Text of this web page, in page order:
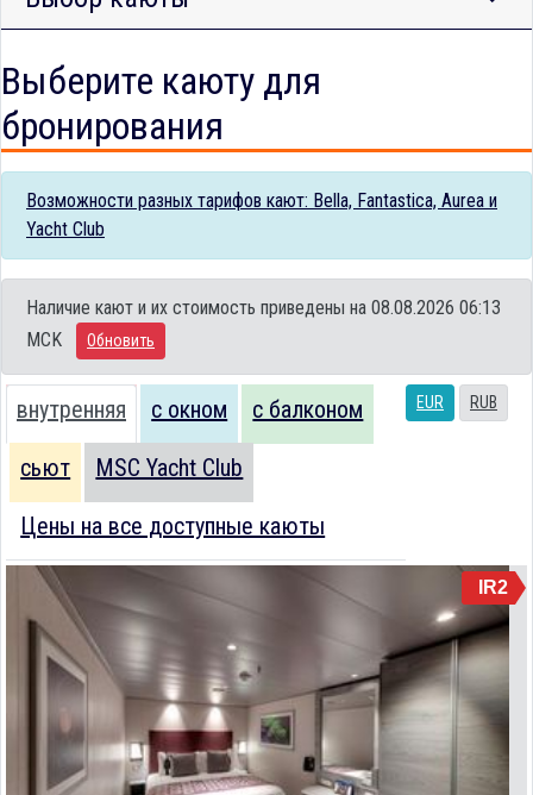
Выберите каюту для
бронирования
Возможности разных тарифов кают: Bella, Fantastica, Aurea и
Yacht Club
Наличие кают и их стоимость приведены на 08.08.2026 06:13
MCK
Обновить
EUR RUB
внутренняя с окном с балконом
сьют MSC Yacht Club
Цены на все доступные каюты
IR2